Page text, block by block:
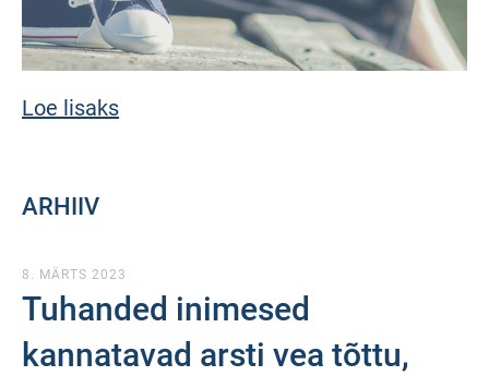
Loe lisaks
ARHIIV
8. MÄRTS 2023
Tuhanded inimesed
kannatavad arsti vea tõttu,